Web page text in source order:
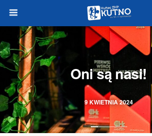
9 KWIETNIA 2024
Oni są nasi!